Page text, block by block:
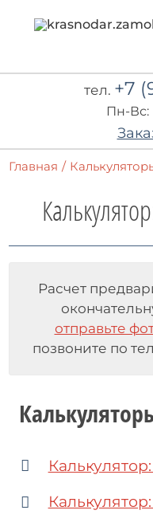
тел. +7
Пн-Вс:
Главная /
Расчет
отправьте
позвоните по